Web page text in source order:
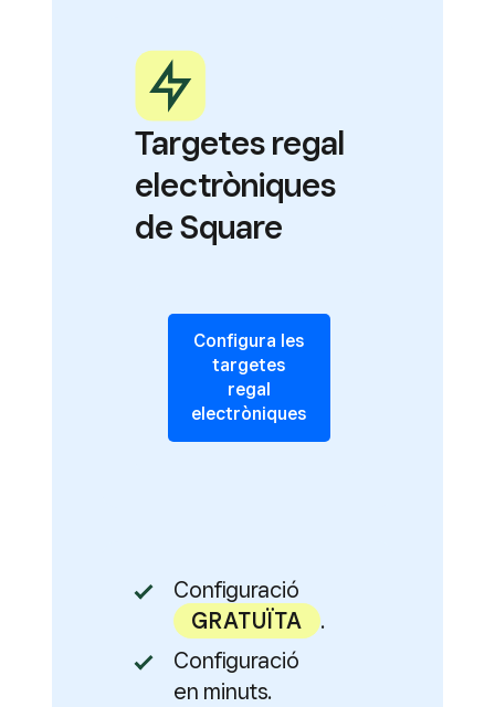
Targetes regal
electròniques
de Square
Configura les
targetes
regal
electròniques
Configuració
GRATUÏTA
.
Configuració
en minuts.